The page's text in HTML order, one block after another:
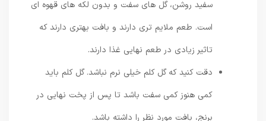
سفید روشن، گل های سفت و بدون لکه های قهوه ای
است. طعم ملایم تری دارند و بافت بهتری دارند که
تاثیر زیادی در طعم نهایی غذا دارند.
دقت کنید که گل کلم خیلی نرم نباشد. گل کلم باید
کمی هنوز کمی سفت باشد تا پس از پخت نهایی در
برنج، بافت مورد نظر را داشته باشد.